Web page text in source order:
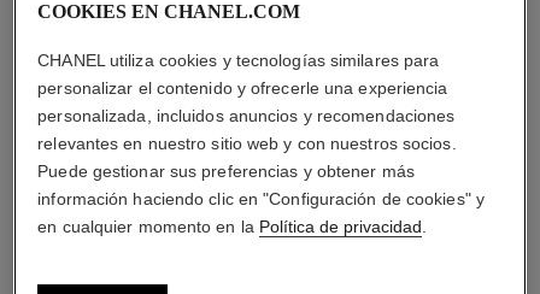
COOKIES EN CHANEL.COM
CHANEL utiliza cookies y tecnologías similares para
personalizar el contenido y ofrecerle una experiencia
personalizada, incluidos anuncios y recomendaciones
relevantes en nuestro sitio web y con nuestros socios.
Puede gestionar sus preferencias y obtener más
información haciendo clic en "Configuración de cookies" y
en cualquier momento en la Política de privacidad